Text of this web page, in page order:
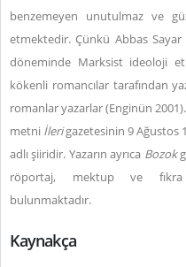
benzemeyen unutulmaz ve
etmektedir. Çünkü Abbas Sayar
döneminde Marksist ideoloji
kökenli romancılar tarafından
romanlar yazarlar (Enginün
metni İlerigazetesinin 9 Ağustos
adlı şiiridir. Yazarın ayrıca Bozok
röportaj, mektup ve fıkra
bulunmaktadır.
Kaynakça